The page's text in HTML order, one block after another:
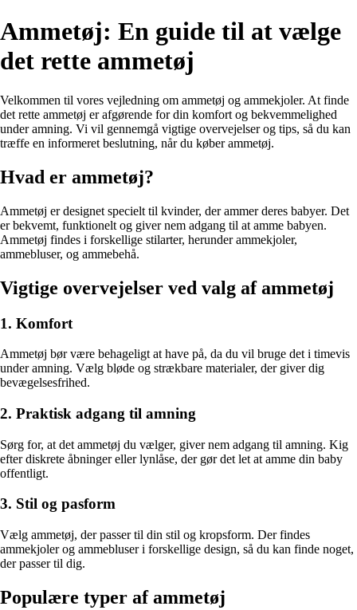
Ammetøj: En guide til at vælge
det rette ammetøj
Velkommen til vores vejledning om ammetøj og ammekjoler. At finde
det rette ammetøj er afgørende for din komfort og bekvemmelighed
under amning. Vi vil gennemgå vigtige overvejelser og tips, så du kan
træffe en informeret beslutning, når du køber ammetøj.
Hvad er ammetøj?
Ammetøj er designet specielt til kvinder, der ammer deres babyer. Det
er bekvemt, funktionelt og giver nem adgang til at amme babyen.
Ammetøj findes i forskellige stilarter, herunder ammekjoler,
ammebluser, og ammebehå.
Vigtige overvejelser ved valg af ammetøj
1. Komfort
Ammetøj bør være behageligt at have på, da du vil bruge det i timevis
under amning. Vælg bløde og strækbare materialer, der giver dig
bevægelsesfrihed.
2. Praktisk adgang til amning
Sørg for, at det ammetøj du vælger, giver nem adgang til amning. Kig
efter diskrete åbninger eller lynlåse, der gør det let at amme din baby
offentligt.
3. Stil og pasform
Vælg ammetøj, der passer til din stil og kropsform. Der findes
ammekjoler og ammebluser i forskellige design, så du kan finde noget,
der passer til dig.
Populære typer af ammetøj